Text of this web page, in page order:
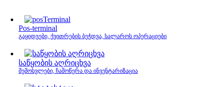
Pos-terminal
გაყიდვები, ქვითრების ბეჭდვა, სალაროს ოპერაციები
საწყობის აღრიცხვა
შემოსვლები, ჩამოწერა და ინვენტარიზაცია